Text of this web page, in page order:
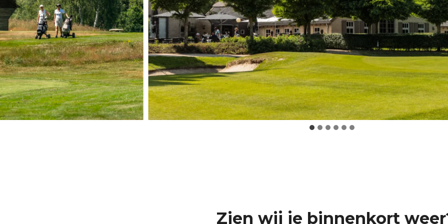
Zien wij je binnenkort